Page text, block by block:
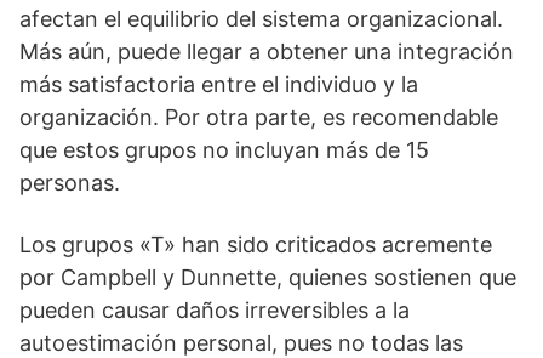
afectan el equilibrio del sistema organizacional.
Más aún, puede llegar a obtener una integración
más satisfactoria entre el individuo y la
organización. Por otra parte, es recomendable
que estos grupos no incluyan más de 15
personas.
Los grupos «T» han sido criticados acremente
por Campbell y Dunnette, quienes sostienen que
pueden causar daños irreversibles a la
autoestimación personal, pues no todas las